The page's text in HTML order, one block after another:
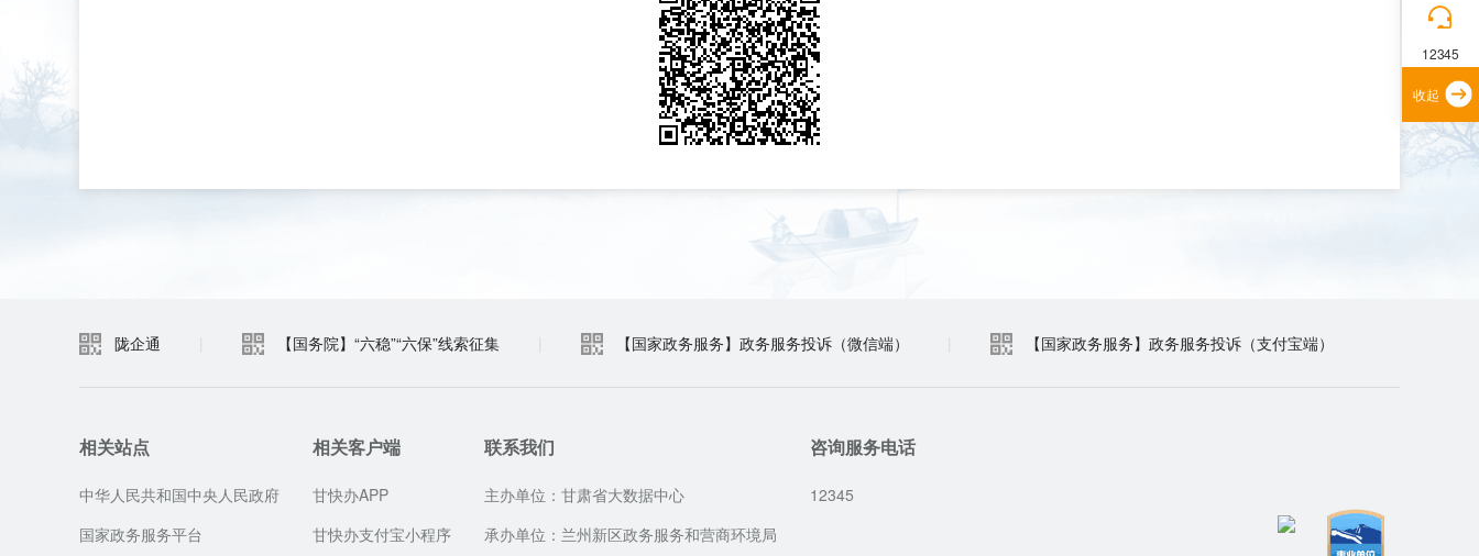
陇企通 【国务院】“六稳”“六保”线索征集 【国家政务服务】政务服务投诉（微信端） 【国家政务服务】政务服务投诉（支付宝端）
相关站点
中华人民共和国中央人民政府
国家政务服务平台
相关客户端
甘快办APP
甘快办支付宝小程序
联系我们
主办单位：甘肃省大数据中心
承办单位：兰州新区政务服务和营商环境局
咨询服务电话
12345
12345
收起